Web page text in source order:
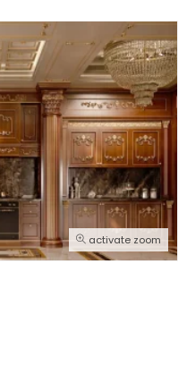
activate zoom